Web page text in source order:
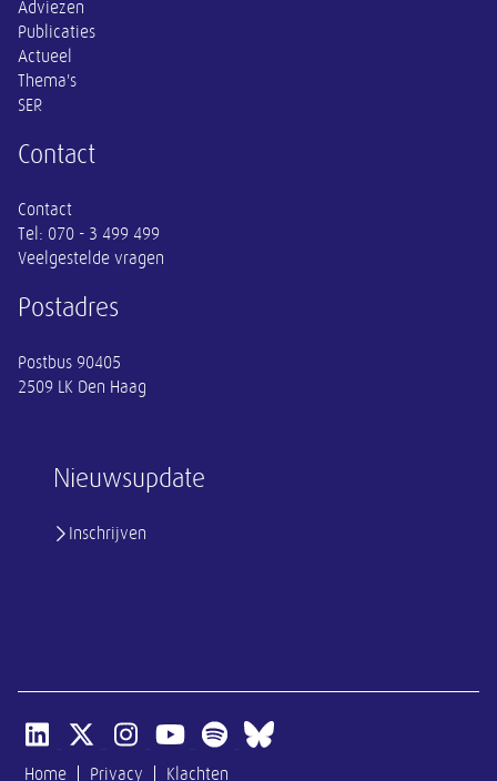
Nieuwsupdate
Inschrijven
Adviezen
Publicaties
Actueel
Thema's
SER
Contact
Contact
Tel: 070 - 3 499 499
Veelgestelde vragen
Postadres
Postbus 90405
2509 LK Den Haag
Open linkedin van SER
Open x-twitter van SER
Open instagram van SER
Open youtube van SER
Open spotify van SER
Open bluesky van SER
Home Privacy Klachten